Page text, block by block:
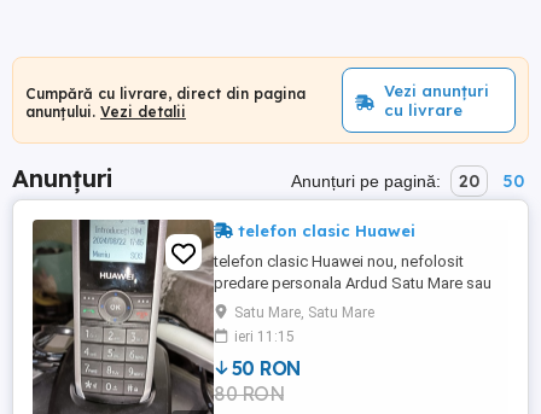
Cumpără cu livrare, direct din pagina
anunțului. Vezi detalii
Vezi anunțuri
cu livrare
Anunțuri Anunțuri pe pagină: 20 50
telefon clasic Huawei
telefon clasic Huawei nou, nefolosit
predare personala Ardud Satu Mare sau
transport prin curier mai multe detalii prin
mesaj sau telefonic
Satu Mare, Satu Mare
ieri 11:15
50 RON
80 RON